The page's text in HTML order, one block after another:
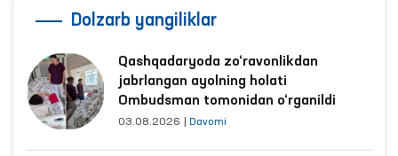
Dolzarb yangiliklar
Qashqadaryoda zo‘ravonlikdan
jabrlangan ayolning holati
Ombudsman tomonidan o‘rganildi
03.08.2026 Davomi